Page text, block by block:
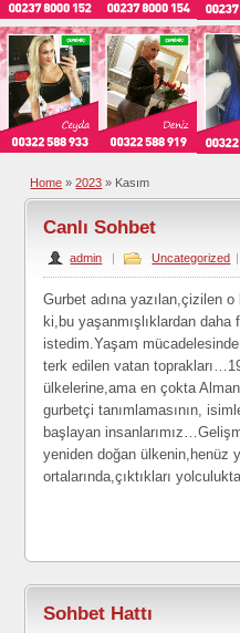
Home » 2023 » Kasım
Canlı Sohbet
admin | Uncategorized |
Gurbet adına yazılan,çizilen
ki,bu yaşanmışlıklardan daha
istedim.Yaşam
terk edilen vatan
ülkelerine,ama en çokta
gurbetçi tanımlamasının,
başlayan
yeniden doğan ülkenin,henüz
ortalarında,çıktıkları
Sohbet Hattı